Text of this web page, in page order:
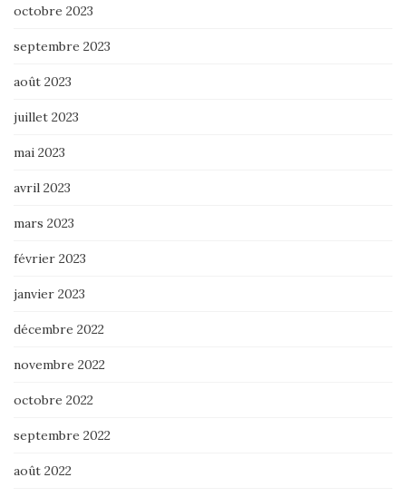
octobre 2023
septembre 2023
août 2023
juillet 2023
mai 2023
avril 2023
mars 2023
février 2023
janvier 2023
décembre 2022
novembre 2022
octobre 2022
septembre 2022
août 2022